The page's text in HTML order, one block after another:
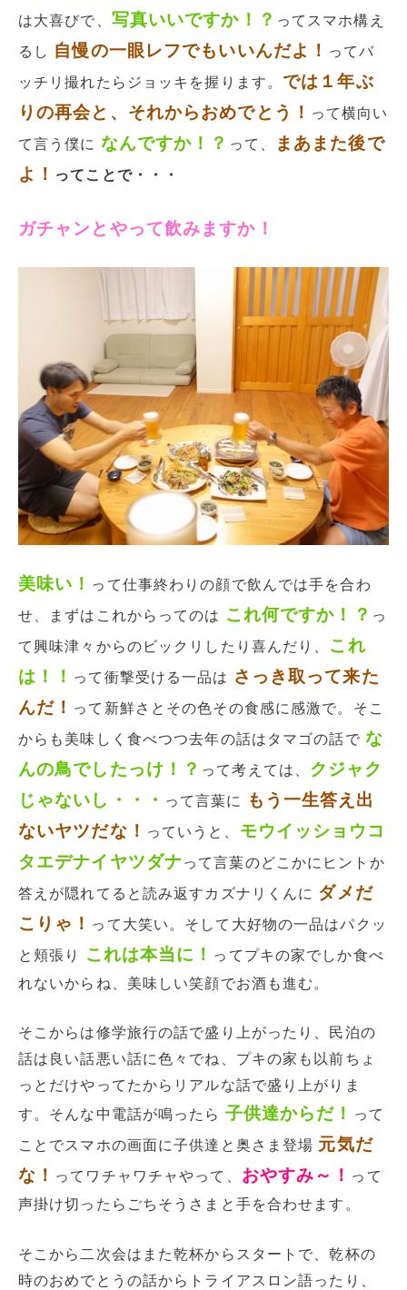
は大喜びで、 写真いいですか！？ ってスマホ構え
るし 自慢の一眼レフでもいいんだよ！ ってバ
ッチリ撮れたらジョッキを握ります。 では１年ぶ
りの再会と、それからおめでとう！ って横向い
て言う僕に なんですか！？ って、
まあまた後で
よ！ ってことで・・・
ガチャンとやって飲みますか！
美味い！ って仕事終わりの顔で飲んでは手を合わ
せ、まずはこれからってのは これ何ですか！？ っ
て興味津々からのビックリしたり喜んだり、 これ
は！！ って衝撃受ける一品は さっき取って来た
んだ！ って新鮮さとその色その食感に感激で。そこ
からも美味しく食べつつ去年の話はタマゴの話で な
んの鳥でしたっけ！？ って考えては、 クジャク
じゃないし・・・ って言葉に
もう一生答え出
ないヤツだな！ っていうと、 モウイッショウコ
タエデナイヤツダナって言葉のどこかにヒントか
答えが隠れてると読み返すカズナリくんに ダメだ
こりゃ！ って大笑い。そして大好物の一品はパクッ
と頬張り
これは本当に！ ってプキの家でしか食べ
れないからね、美味しい笑顔でお酒も進む。
そこからは修学旅行の話で盛り上がったり、民泊の
話は良い話悪い話に色々でね、プキの家も以前ちょ
っとだけやってたからリアルな話で盛り上がりま
す。そんな中電話が鳴ったら 子供達からだ！
って
ことでスマホの画面に子供達と奥さま登場 元気だ
な！ ってワチャワチャやって、 おやすみ～！ って
声掛け切ったらごちそうさまと手を合わせます。
そこから二次会はまた乾杯からスタートで、乾杯の
時のおめでとうの話からトライアスロン語ったり、